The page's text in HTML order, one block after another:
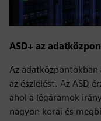
ASD+ az
Az adatközpontokban
az észlelést. Az ASD
ahol a légáramok
nagyon korai és